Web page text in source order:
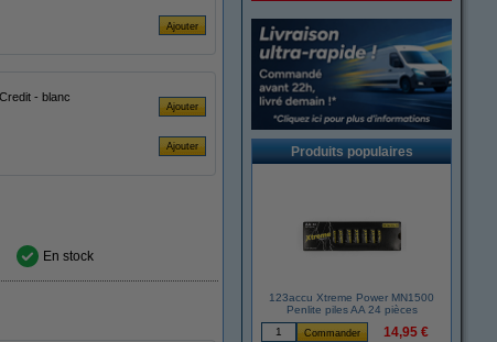
FSC® Mix Credit - blanc
En stock
Produits populaires
123accu Xtreme Power MN1500
Penlite piles AA 24 pièces
14,95 €